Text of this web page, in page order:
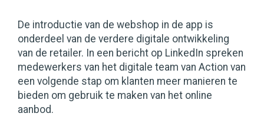
De introductie van de webshop in de app is
onderdeel van de verdere digitale ontwikkeling
van de retailer. In een bericht op LinkedIn spreken
medewerkers van het digitale team van Action van
een volgende stap om klanten meer manieren te
bieden om gebruik te maken van het online
aanbod.